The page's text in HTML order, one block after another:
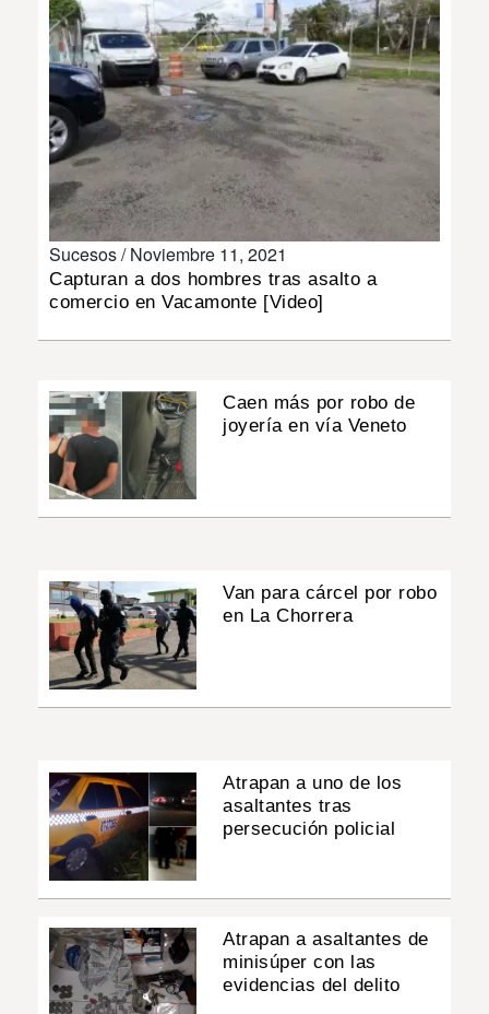
MULTIMEDIA
IMPRESO
Sucesos /Noviembre 11, 2021
Capturan a dos hombres tras asalto a
comercio en Vacamonte [Video]
Caen más por robo de
joyería en vía Veneto
Van para cárcel por robo
en La Chorrera
Atrapan a uno de los
asaltantes tras
persecución policial
Atrapan a asaltantes de
minisúper con las
evidencias del delito